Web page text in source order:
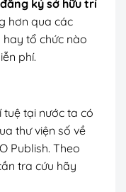
ký sở hữu trí
hơn qua các
tổ chức nào
phí.
tuệ tại nước ta có
thư viện số về
Publish. Theo
tra cứu hãy